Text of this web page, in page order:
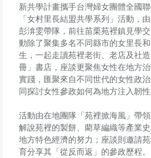
新共學計畫攜手台灣婦女團體全國
「女村里長結盟共學系列」活動，
彭渰雯帶隊，前往苗栗苑裡鎮見學
動除了聚集多名不同縣市的女里長
生，一起走讀苑裡老街、老店及社
冊」書店，座談更聚焦女性在地方
實踐，匯聚來自不同世代的女性政
同探討女性參政如何為地方注入韌性
活動由在地團隊「苑裡掀海風」帶領
解說苑裡的製餅、藺草編織等產業
地方特色經濟的努力；座談則邀請
育分享其「從反而返」的參政歷程